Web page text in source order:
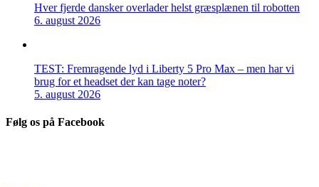
Hver fjerde dansker overlader helst græsplænen til robotten
6. august 2026
TEST: Fremragende lyd i Liberty 5 Pro Max – men har vi
brug for et headset der kan tage noter?
5. august 2026
Følg os på Facebook